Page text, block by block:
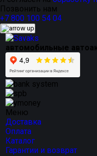
Позвонить нам
+7 800 100 54 04
автомобильные
Меню
Доставка
Оплата
Каталог
Гарантии и возврат